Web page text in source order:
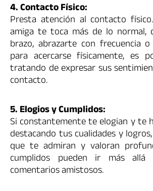
4. Contacto Físico:
Presta atención al contacto
amiga te toca más de lo normal,
brazo, abrazarte con frecuencia
para acercarse físicamente, es
tratando de expresar sus
contacto.
5. Elogios y Cumplidos:
Si constantemente te elogian y te
destacando tus cualidades y
que te admiran y valoran
cumplidos pueden ir más
comentarios amistosos.